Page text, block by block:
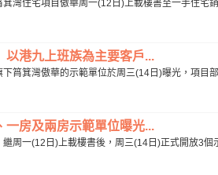
灣住宅項目傲華周一(12日)上載樓書至一手住宅
港九上班族為主要客戶...
筲箕灣傲華的示範單位於周三(14日)曝光，項目
一房及兩房示範單位曝光...
周一(12日)上載樓書後，周三(14日)正式開放3